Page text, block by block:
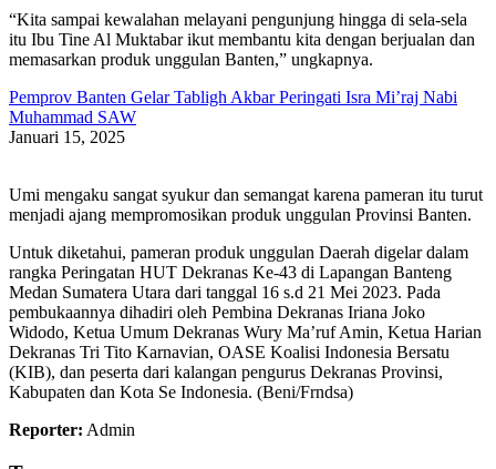
“Kita sampai kewalahan melayani pengunjung hingga di sela-sela
itu Ibu Tine Al Muktabar ikut membantu kita dengan berjualan dan
memasarkan produk unggulan Banten,” ungkapnya.
Pemprov Banten Gelar Tabligh Akbar Peringati Isra Mi’raj Nabi
Muhammad SAW
Januari 15, 2025
Umi mengaku sangat syukur dan semangat karena pameran itu turut
menjadi ajang mempromosikan produk unggulan Provinsi Banten.
Untuk diketahui, pameran produk unggulan Daerah digelar dalam
rangka Peringatan HUT Dekranas Ke-43 di Lapangan Banteng
Medan Sumatera Utara dari tanggal 16 s.d 21 Mei 2023. Pada
pembukaannya dihadiri oleh Pembina Dekranas Iriana Joko
Widodo, Ketua Umum Dekranas Wury Ma’ruf Amin, Ketua Harian
Dekranas Tri Tito Karnavian, OASE Koalisi Indonesia Bersatu
(KIB), dan peserta dari kalangan pengurus Dekranas Provinsi,
Kabupaten dan Kota Se Indonesia. (Beni/Frndsa)
Reporter: Admin